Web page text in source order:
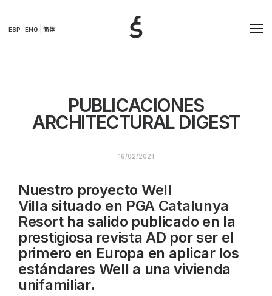
ESP ENG 简体
PUBLICACIONES
ARCHITECTURAL DIGEST
16/02/2021
Nuestro proyecto Well
Villa situado en PGA Catalunya
Resortha salido publicado en la
prestigiosa revista AD por ser el
primero en Europa en aplicar los
estándares Well a una vivienda
unifamiliar.